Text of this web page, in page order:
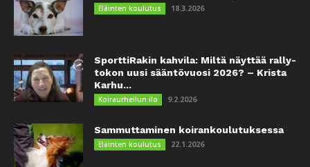
Eläinten koulutus 18.3.2026
SporttiRakin kahvila: Miltä näyttää rally-
tokon uusi sääntövuosi 2026? – Krista
Karhu...
Koiraurheilun ilo 9.2.2026
Sammuttaminen koirankoulutuksessa
Eläinten koulutus 22.1.2026